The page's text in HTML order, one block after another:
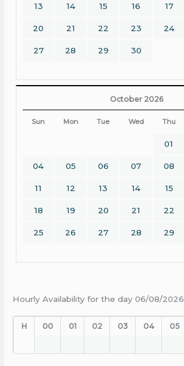
13 14 15 16 17
20 21 22 23 24
27 28 29 30
October 2026
Sun Mon Tue Wed Thu
01
04 05 06 07 08
11 12 13 14 15
18 19 20 21 22
25 26 27 28 29
Hourly Availability for the day 06/08/2026
H 00 01 02 03 04 05